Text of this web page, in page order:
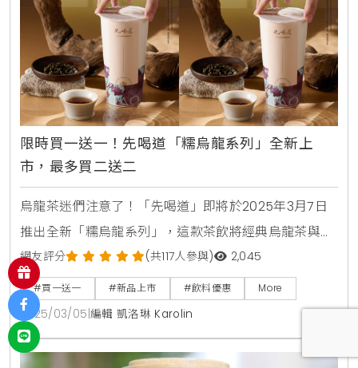
這份自然的滋味
限時買一送一！先喝道「糯烏龍系列」全新上
市，最多買二送二
烏龍茶迷們注意了！「先喝道」即將於2025年3月7日
推出全新「糯烏龍系列」，這款茶飲將經典烏龍茶與輕
火糯米香氣完美結合，帶來前所未有的風味體驗。為了
慶祝「糯烏龍系列」的上市，3月7日這一天，凡於全台
「先喝道」門市購買任一「糯烏龍系列」飲品，即可享
有同品項免費贈送一杯的優惠，讓你與朋友一起分享這
份美味。這款「糯烏龍系列」是先喝道經過近一年精心
網友評分 (共117人參與) 2,045
#買一送一 #新品上市 #飲料優惠 More
2025/03/05 編輯 凱洛琳 Karolin